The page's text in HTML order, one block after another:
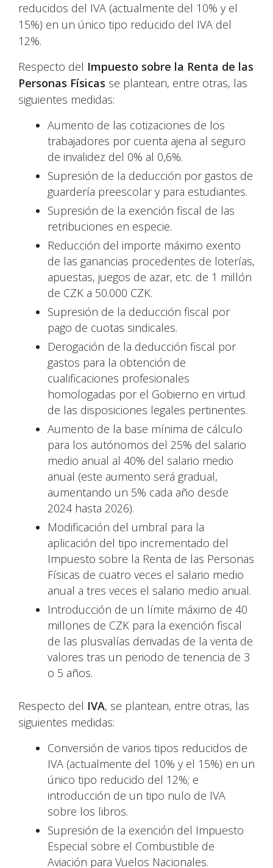
reducidos del IVA (actualmente del 10% y el
15%) en un único tipo reducido del IVA del
12%.
Respecto del Impuesto sobre la Renta de las
Personas Físicas se plantean, entre otras, las
siguientes medidas:
Aumento de las cotizaciones de los
trabajadores por cuenta ajena al seguro
de invalidez del 0% al 0,6%.
Supresión de la deducción por gastos de
guardería preescolar y para estudiantes.
Supresión de la exención fiscal de las
retribuciones en especie.
Reducción del importe máximo exento
de las ganancias procedentes de loterías,
apuestas, juegos de azar, etc. de 1 millón
de CZK a 50.000 CZK.
Supresión de la deducción fiscal por
pago de cuotas sindicales.
Derogación de la deducción fiscal por
gastos para la obtención de
cualificaciones profesionales
homologadas por el Gobierno en virtud
de las disposiciones legales pertinentes.
Aumento de la base mínima de cálculo
para los autónomos del 25% del salario
medio anual al 40% del salario medio
anual (este aumento será gradual,
aumentando un 5% cada año desde
2024 hasta 2026).
Modificación del umbral para la
aplicación del tipo incrementado del
Impuesto sobre la Renta de las Personas
Físicas de cuatro veces el salario medio
anual a tres veces el salario medio anual.
Introducción de un límite máximo de 40
millones de CZK para la exención fiscal
de las plusvalías derivadas de la venta de
valores tras un periodo de tenencia de 3
o 5 años.
Respecto del IVA, se plantean, entre otras, las
siguientes medidas:
Conversión de varios tipos reducidos de
IVA (actualmente del 10% y el 15%) en un
único tipo reducido del 12%; e
introducción de un tipo nulo de IVA
sobre los libros.
Supresión de la exención del Impuesto
Especial sobre el Combustible de
Aviación para Vuelos Nacionales.